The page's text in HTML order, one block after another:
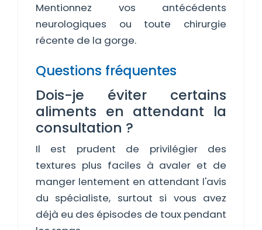
Mentionnez vos antécédents
neurologiques ou toute chirurgie
récente de la gorge.
Questions fréquentes
Dois-je éviter certains
aliments en attendant la
consultation ?
Il est prudent de privilégier des
textures plus faciles à avaler et de
manger lentement en attendant l'avis
du spécialiste, surtout si vous avez
déjà eu des épisodes de toux pendant